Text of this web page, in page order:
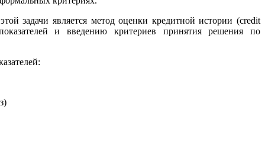
задачи является метод оценки кредитной истории (credit
и введению критериев принятия решения по